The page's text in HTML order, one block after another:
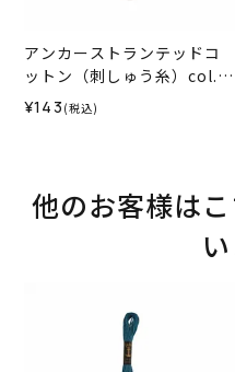
アンカーストランテッドコ
ットン（刺しゅう糸）col.1
012
¥143 (税込)
他のお客様は